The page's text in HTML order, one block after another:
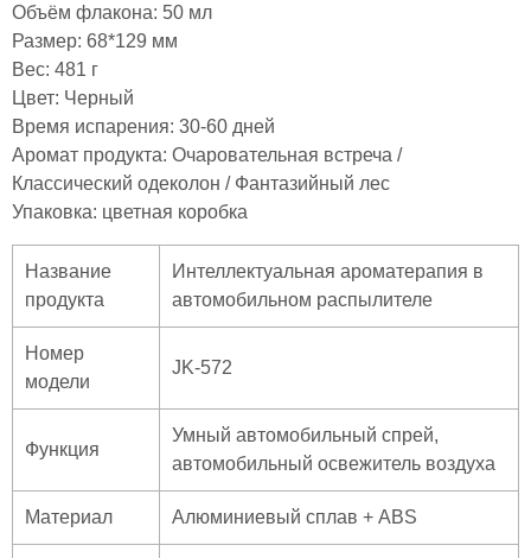
Объём флакона: 50 мл
Размер: 68*129 мм
Вес: 481 г
Цвет: Черный
Время испарения: 30-60 дней
Аромат продукта: Очаровательная встреча /
Классический одеколон / Фантазийный лес
Упаковка: цветная коробка
Название
продукта
Интеллектуальная ароматерапия в
автомобильном распылителе
Номер
модели
JK-572
Функция
Умный автомобильный спрей,
автомобильный освежитель воздуха
Материал Алюминиевый сплав + ABS